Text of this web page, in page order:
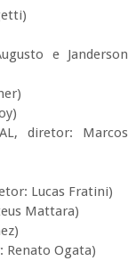
e Janderson
diretor: Marcos
Lucas Fratini)
Mattara)
Renato Ogata)